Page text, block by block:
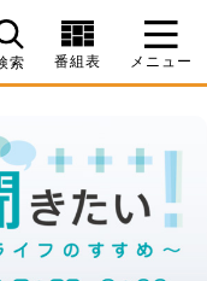
索 番組表 メニュー